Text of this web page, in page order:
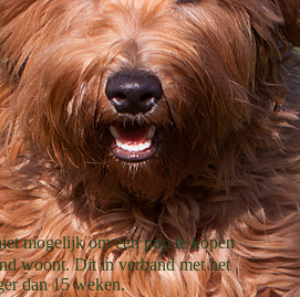
mogelijk om een pup te kopen
woont. Dit in verband met het
dan 15 weken.